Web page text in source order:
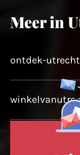
Meer in
ontdek-